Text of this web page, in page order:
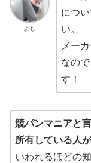
よも
につ
い。
メー
なの
す！
競パンマニアと
所有している人
いわれるほどの